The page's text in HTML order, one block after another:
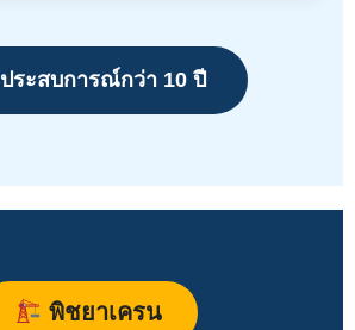
ประสบการณ์กว่า 10 ปี
พิชยาเครน